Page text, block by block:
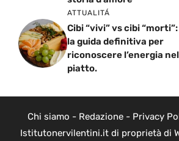
ATTUALITÁ
Cibi “vivi” vs cibi “morti”:
la guida definitiva per
riconoscere l’energia nel
piatto.
Chi siamo - Redazione- Privacy
Istitutonervilentini.it di proprietà di